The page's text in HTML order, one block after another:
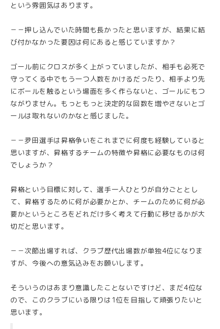
という雰囲気はあります。
－－押し込んでいた時間も長かったと思いますが、結果に結
び付かなかった要因は何にあると感じていますか？
ゴール前にクロスが多く上がっていましたが、相手も必死で
守ってくる中でもう一つ人数をかけるだったり、相手より先
にボールを触るという場面を多く作らないと、ゴールにもつ
ながりません。もっともっと決定的な回数を増やさないとゴ
ールは取れないのかなと感じました。
－－夛田選手は昇格争いをこれまでに何度も経験していると
思いますが、昇格するチームの特徴や昇格に必要なものは何
でしょうか？
昇格という目標に対して、選手一人ひとりが自分ごととし
て、昇格するために何が必要かとか、チームのために何が必
要かというところをどれだけ多く考えて行動に移せるかが大
切だと思います。
－－次節出場すれば、クラブ歴代出場数が単独4位になりま
すが、今後への意気込みをお願いします。
そういうのはあまり意識したことないですけど、まだ4位な
ので、このクラブにいる限りは1位を目指して頑張りたいと
思います。